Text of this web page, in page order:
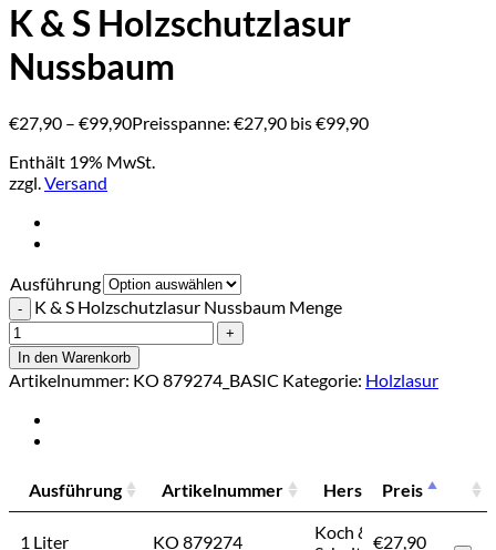
K & S Holzschutzlasur
Nussbaum
€27,90 – €99,90Preisspanne: €27,90 bis €99,90
Enthält 19% MwSt.
zzgl.Versand
Ausführung
K & S Holzschutzlasur Nussbaum Menge
In den Warenkorb
Artikelnummer: KO 879274_BASIC Kategorie: Holzlasur
Ausführung Artikelnummer Hersteller
Preis
Hersteller
1 Liter
KO 879274
Koch &
27,90
Preis
€27,90